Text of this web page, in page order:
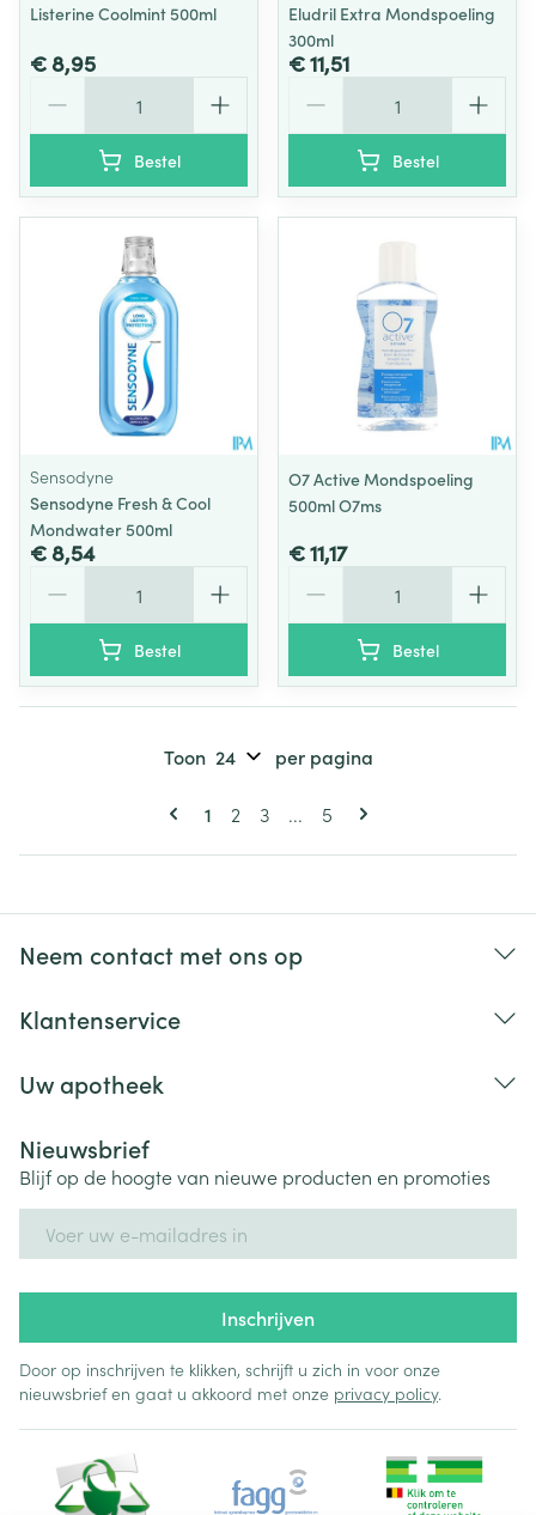
Listerine Coolmint 500ml
€ 8,95
Bestel
Eludril Extra Mondspoeling
300ml
€ 11,51
Bestel
Sensodyne
Sensodyne Fresh & Cool
Mondwater 500ml
€ 8,54
Bestel
O7 Active Mondspoeling
500ml O7ms
€ 11,17
Bestel
Pagina's
U lees momenteel pagina
1 Pagina
2 Pagina
3 ... Pagina
5
Toon per pagina
Neem contact met ons op
Klantenservice
Uw apotheek
Nieuwsbrief
Blijf op de hoogte van nieuwe producten en promoties
Inschrijven
Door op inschrijven te klikken, schrijft u zich in voor onze
nieuwsbrief en gaat u akkoord met onze privacy policy.